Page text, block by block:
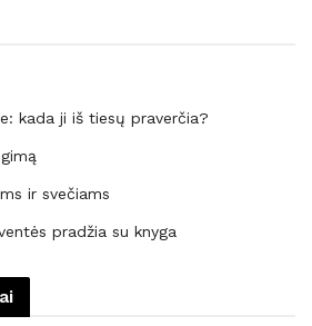
kada ji iš tiesų praverčia?
ir svečiams
pradžia su knyga